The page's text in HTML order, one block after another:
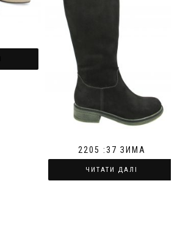
2205 :37 ЗИМА
ЧИТАТИ ДАЛІ